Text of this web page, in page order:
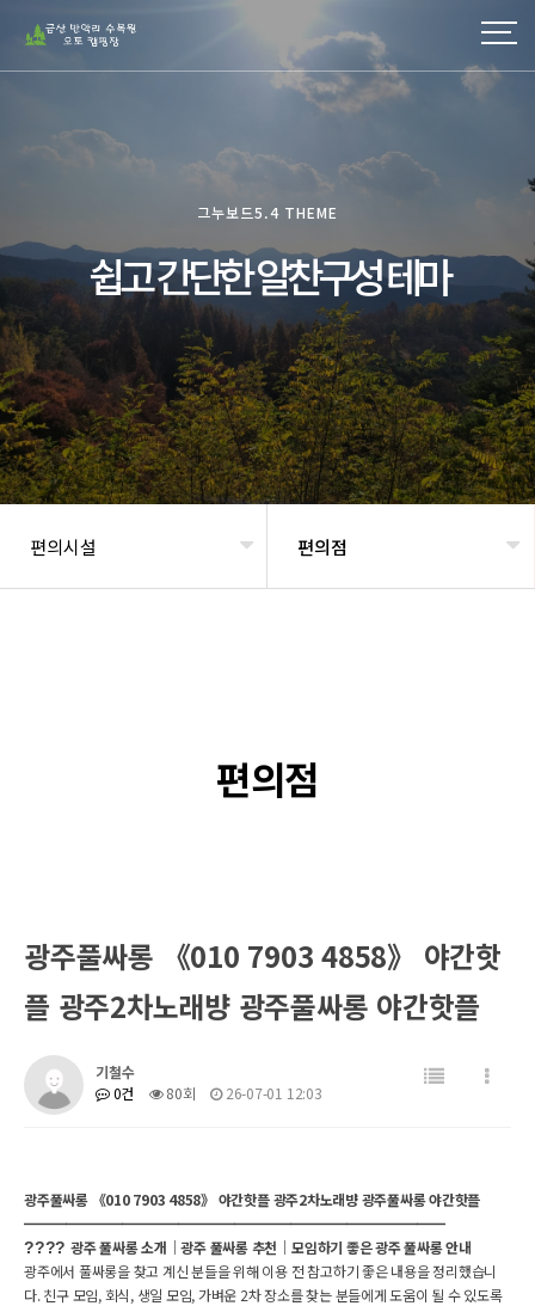
그누보드5.4 THEME
쉽고 간단한 알찬구성 테마
편의시설 편의점
편의점
광주풀싸롱 《010 7903 4858》 야간핫
플 광주2차노래뱡 광주풀싸롱 야간핫플
기철수
0건
80회 26-07-01 12:03
광주풀싸롱 《010 7903 4858》 야간핫플 광주2차노래뱡 광주풀싸롱 야간핫플
━━━━━━━━━━━━━━━━━━━━━━━━━━━━━━
???? 광주 풀싸롱 소개｜광주 풀싸롱 추천｜모임하기 좋은 광주 풀싸롱 안내
광주에서 풀싸롱을 찾고 계신 분들을 위해 이용 전 참고하기 좋은 내용을 정리했습니
다. 친구 모임, 회식, 생일 모임, 가벼운 2차 장소를 찾는 분들에게 도움이 될 수 있도록